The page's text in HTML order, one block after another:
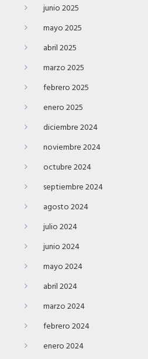
junio 2025
mayo 2025
abril 2025
marzo 2025
febrero 2025
enero 2025
diciembre 2024
noviembre 2024
octubre 2024
septiembre 2024
agosto 2024
julio 2024
junio 2024
mayo 2024
abril 2024
marzo 2024
febrero 2024
enero 2024